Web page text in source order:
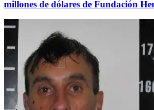
millones de dólares de Fundación